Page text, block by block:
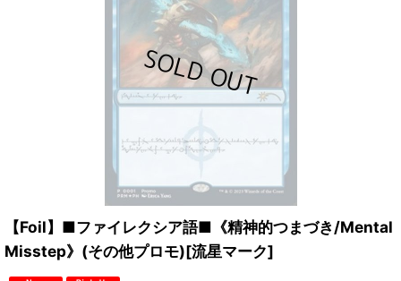
【Foil】■ファイレクシア語■《精神的つまづき/Mental
Misstep》(その他プロモ)[流星マーク]